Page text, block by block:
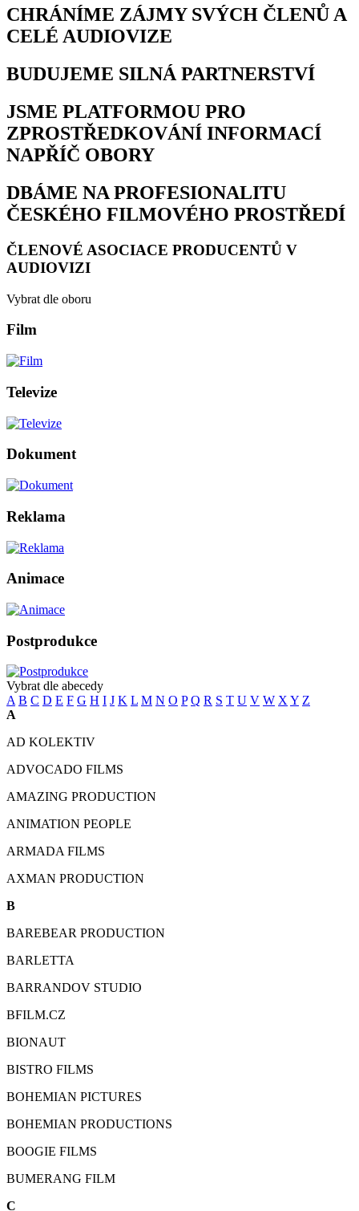
CHRÁNÍME ZÁJMY SVÝCH ČLENŮ A
CELÉ AUDIOVIZE
BUDUJEME SILNÁ PARTNERSTVÍ
JSME PLATFORMOU PRO
ZPROSTŘEDKOVÁNÍ INFORMACÍ
NAPŘÍČ OBORY
DBÁME NA PROFESIONALITU
ČESKÉHO FILMOVÉHO PROSTŘEDÍ
ČLENOVÉ ASOCIACE PRODUCENTŮ V
AUDIOVIZI
Vybrat dle oboru
Film
Televize
Dokument
Reklama
Animace
Postprodukce
Vybrat dle abecedy
A B C D E F G H I J K L M N O P Q R S T U V W X Y Z
A
AD KOLEKTIV
ADVOCADO FILMS
AMAZING PRODUCTION
ANIMATION PEOPLE
ARMADA FILMS
AXMAN PRODUCTION
B
BAREBEAR PRODUCTION
BARLETTA
BARRANDOV STUDIO
BFILM.CZ
BIONAUT
BISTRO FILMS
BOHEMIAN PICTURES
BOHEMIAN PRODUCTIONS
BOOGIE FILMS
BUMERANG FILM
C